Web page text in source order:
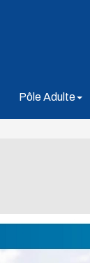
Pôle Adulte